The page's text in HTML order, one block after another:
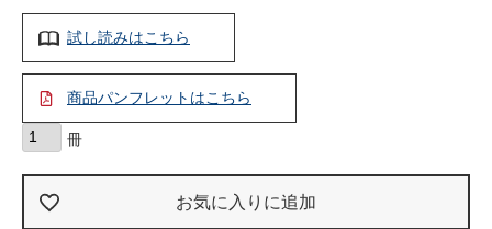
試し読みはこちら
商品パンフレットはこちら
お気に入りに追加